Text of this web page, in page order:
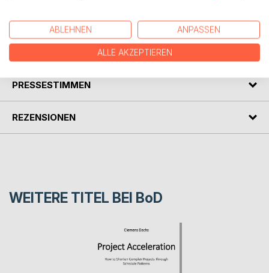
steuern können - seriös, effizient und wiederholbar.
PRESSESTIMMEN
REZENSIONEN
WEITERE TITEL BEI BoD
ABLEHNEN ANPASSEN
ALLE AKZEPTIEREN